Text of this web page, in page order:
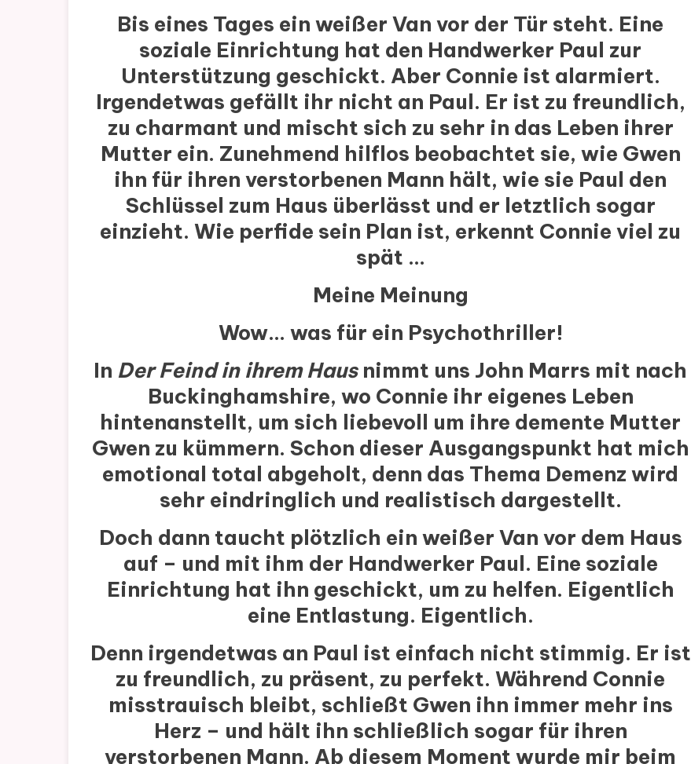
Bis eines Tages ein weißer Van vor der Tür steht. Eine
soziale Einrichtung hat den Handwerker Paul zur
Unterstützung geschickt. Aber Connie ist alarmiert.
Irgendetwas gefällt ihr nicht an Paul. Er ist zu freundlich,
zu charmant und mischt sich zu sehr in das Leben ihrer
Mutter ein. Zunehmend hilflos beobachtet sie, wie Gwen
ihn für ihren verstorbenen Mann hält, wie sie Paul den
Schlüssel zum Haus überlässt und er letztlich sogar
einzieht. Wie perfide sein Plan ist, erkennt Connie viel zu
spät …
Meine Meinung
Wow… was für ein Psychothriller!
In Der Feind in ihrem Hausnimmt uns John Marrs mit nach
Buckinghamshire, wo Connie ihr eigenes Leben
hintenanstellt, um sich liebevoll um ihre demente Mutter
Gwen zu kümmern. Schon dieser Ausgangspunkt hat mich
emotional total abgeholt, denn das Thema Demenz wird
sehr eindringlich und realistisch dargestellt.
Doch dann taucht plötzlich ein weißer Van vor dem Haus
auf – und mit ihm der Handwerker Paul. Eine soziale
Einrichtung hat ihn geschickt, um zu helfen. Eigentlich
eine Entlastung. Eigentlich.
Denn irgendetwas an Paul ist einfach nicht stimmig. Er ist
zu freundlich, zu präsent, zu perfekt. Während Connie
misstrauisch bleibt, schließt Gwen ihn immer mehr ins
Herz – und hält ihn schließlich sogar für ihren
verstorbenen Mann. Ab diesem Moment wurde mir beim